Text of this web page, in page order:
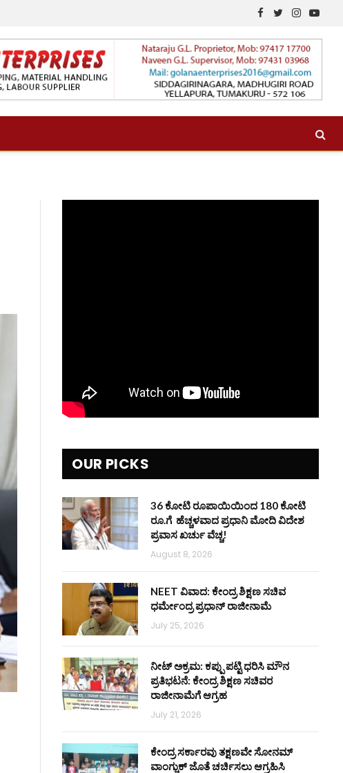
Facebook
TwitterInstagram
OUR PICKS
36 ಕೋಟಿ ರೂಪಾಯಿಯಿಂದ 180 ಕೋಟಿ
ರೂ.ಗೆ ಹೆಚ್ಚಳವಾದ ಪ್ರಧಾನಿ ಮೋದಿ ವಿದೇಶ
ಪ್ರವಾಸ ಖರ್ಚು ವೆಚ್ಚ!
August 8, 2026
NEET ವಿವಾದ: ಕೇಂದ್ರ ಶಿಕ್ಷಣ ಸಚಿವ
ಧರ್ಮೇಂದ್ರ ಪ್ರಧಾನ್ ರಾಜೀನಾಮೆ
July 25, 2026
ನೀಟ್ ಅಕ್ರಮ: ಕಪ್ಪು ಪಟ್ಟಿ ಧರಿಸಿ ಮೌನ
ಪ್ರತಿಭಟನೆ: ಕೇಂದ್ರ ಶಿಕ್ಷಣ ಸಚಿವರ
ರಾಜೀನಾಮೆಗೆ ಆಗ್ರಹ
July 21, 2026
ಕೇಂದ್ರ ಸರ್ಕಾರವು ತಕ್ಷಣವೇ ಸೋನಮ್
ವಾಂಗ್ಚುಕ್ ಜೊತೆ ಚರ್ಚಿಸಲು ಆಗ್ರಹಿಸಿ